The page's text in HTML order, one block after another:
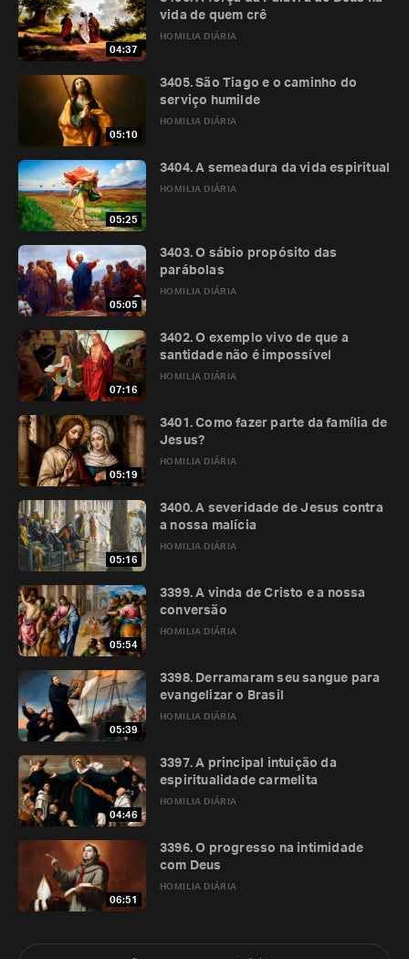
04:37
HOMILIA DIÁRIA
vida de quem crê
05:10
HOMILIA DIÁRIA
3405. São Tiago e o caminho do
serviço humilde
05:25
HOMILIA DIÁRIA
3404. A semeadura da vida espiritual
05:05
HOMILIA DIÁRIA
3403. O sábio propósito das
parábolas
07:16
HOMILIA DIÁRIA
3402. O exemplo vivo de que a
santidade não é impossível
05:19
HOMILIA DIÁRIA
3401. Como fazer parte da família de
Jesus?
05:16
HOMILIA DIÁRIA
3400. A severidade de Jesus contra
a nossa malícia
05:54
HOMILIA DIÁRIA
3399. A vinda de Cristo e a nossa
conversão
05:39
HOMILIA DIÁRIA
3398. Derramaram seu sangue para
evangelizar o Brasil
04:46
HOMILIA DIÁRIA
3397. A principal intuição da
espiritualidade carmelita
06:51
HOMILIA DIÁRIA
3396. O progresso na intimidade
com Deus